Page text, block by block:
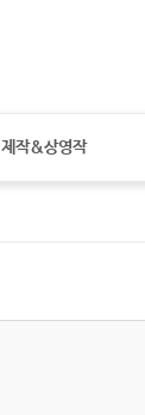
제작&상영작